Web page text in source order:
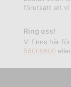
förutsatt att vi
Ring oss!
Vi finns här
58009600